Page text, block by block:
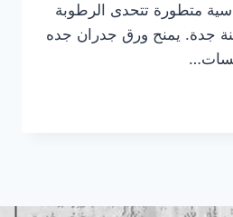
متطورة تتحدى الرطوبة
جدة. يمنح ورق جدران جده